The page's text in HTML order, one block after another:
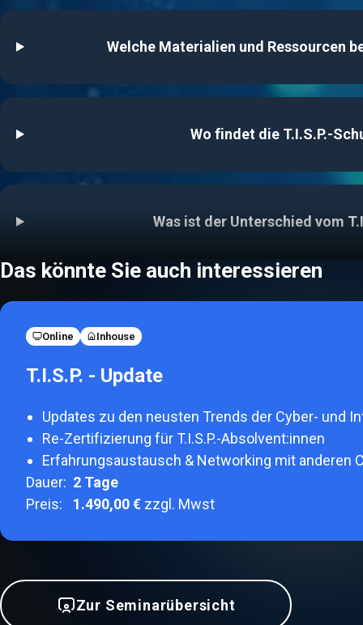
Welche Materialien und Ressourcen
Wo findet die T.I.S.P.-
Was ist der Unterschied vom
Das könnte Sie auch interessieren
Online Inhouse
T.I.S.P. - Update
Updates zu den neusten Trends der Cyber- und
Re-Zertifizierung für T.I.S.P.-Absolvent:innen
Erfahrungsaustausch & Networking mit anderen
Dauer: 2 Tage
Preis:
1.490,00 € zzgl. Mwst
Zur Seminarübersicht